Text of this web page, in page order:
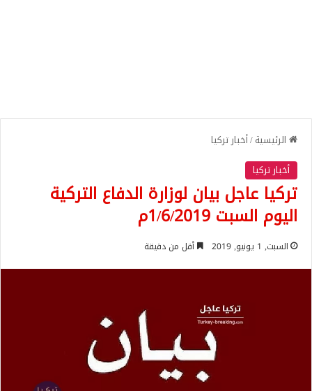
الرئيسية/أخبار تركيا
أخبار تركيا
تركيا عاجل بيان لوزارة الدفاع التركية
اليوم السبت 1/6/2019م
السبت, 1 يونيو, 2019 أقل من دقيقة